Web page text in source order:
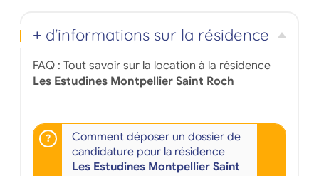
+ d'informations sur la résidence
FAQ : Tout savoir sur la location à la résidence
Les Estudines Montpellier Saint Roch
Comment déposer un dossier de
candidature pour la résidence
Les Estudines Montpellier Saint